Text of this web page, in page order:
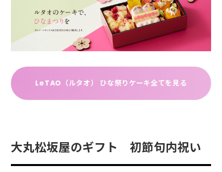
LeTAO（ルタオ） ひな祭りケーキ全てを見る
大丸松坂屋のギフト 初節句内祝い